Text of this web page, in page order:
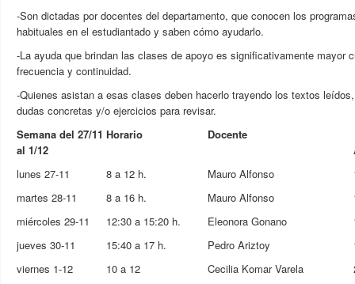
-Son dictadas por docentes del departamento, que conocen los
habituales en el estudiantado y saben cómo ayudarlo.
-La ayuda que brindan las clases de apoyo es significativamente mayor
frecuencia y continuidad.
-Quienes asistan a esas clases deben hacerlo trayendo los textos
dudas concretas y/o ejercicios para revisar.
Semana del 27/11
al 1/12
Horario
Docente
lunes 27-11
8 a 12 h. Mauro Alfonso
martes 28-11
8 a 16 h. Mauro Alfonso
miércoles 29-11
12:30 a 15:20 h. Eleonora Gonano
jueves 30-11
15:40 a 17 h. Pedro Ariztoy
viernes 1-12
10 a 12 Cecilia Komar Varela